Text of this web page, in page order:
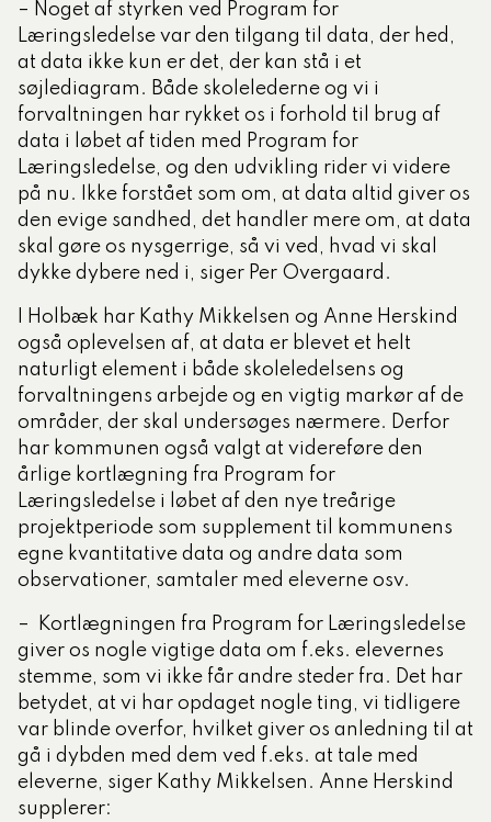
– Noget af styrken ved Program for
Læringsledelse var den tilgang til data, der hed,
at data ikke kun er det, der kan stå i et
søjlediagram. Både skolelederne og vi i
forvaltningen har rykket os i forhold til brug af
data i løbet af tiden med Program for
Læringsledelse, og den udvikling rider vi videre
på nu. Ikke forstået som om, at data altid giver os
den evige sandhed, det handler mere om, at data
skal gøre os nysgerrige, så vi ved, hvad vi skal
dykke dybere ned i, siger Per Overgaard.
I Holbæk har Kathy Mikkelsen og Anne Herskind
også oplevelsen af, at data er blevet et helt
naturligt element i både skoleledelsens og
forvaltningens arbejde og en vigtig markør af de
områder, der skal undersøges nærmere. Derfor
har kommunen også valgt at videreføre den
årlige kortlægning fra Program for
Læringsledelse i løbet af den nye treårige
projektperiode som supplement til kommunens
egne kvantitative data og andre data som
observationer, samtaler med eleverne osv.
– Kortlægningen fra Program for Læringsledelse
giver os nogle vigtige data om f.eks. elevernes
stemme, som vi ikke får andre steder fra. Det har
betydet, at vi har opdaget nogle ting, vi tidligere
var blinde overfor, hvilket giver os anledning til at
gå i dybden med dem ved f.eks. at tale med
eleverne, siger Kathy Mikkelsen. Anne Herskind
supplerer: